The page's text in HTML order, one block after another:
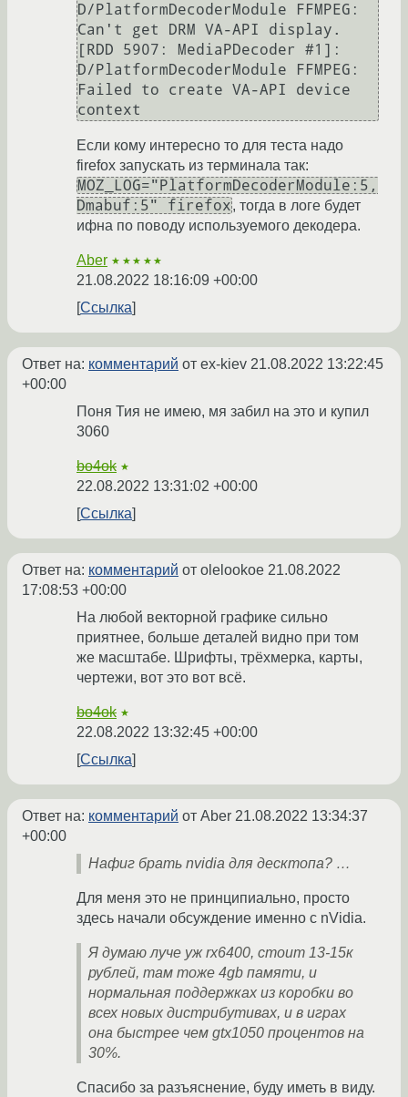
D/PlatformDecoderModule FFMPEG:
Can't get DRM VA-API display.
[RDD 5907: MediaPDecoder #1]:
D/PlatformDecoderModule FFMPEG:
Failed to create VA-API device
Если кому интересно то для теста надо
firefox запускать из терминала так:
MOZ_LOG="PlatformDecoderModule:5,
Dmabuf:5" firefox, тогда в логе будет
ифна по поводу используемого декодера.
Aber ★★★★★
21.08.2022 18:16:09 +00:00
Ссылка
Ответ на: комментарий от ex-kiev 21.08.2022 13:22:45
+00:00
Поня Тия не имею, мя забил на это и купил
3060
bo4ok ★
22.08.2022 13:31:02 +00:00
Ссылка
Ответ на: комментарий от olelookoe 21.08.2022
17:08:53 +00:00
На любой векторной графике сильно
приятнее, больше деталей видно при том
же масштабе. Шрифты, трёхмерка, карты,
чертежи, вот это вот всё.
bo4ok ★
22.08.2022 13:32:45 +00:00
Ссылка
Ответ на: комментарий от Aber 21.08.2022 13:34:37
+00:00
Нафиг брать nvidia для десктопа? …
Для меня это не принципиально, просто
здесь начали обсуждение именно с nVidia.
Я думаю луче уж rx6400, стоит 13-15к
рублей, там тоже 4gb памяти, и
нормальная поддержках из коробки во
всех новых дистрибутивах, и в играх
она быстрее чем gtx1050 процентов на
30%.
Спасибо за разъяснение, буду иметь в виду.